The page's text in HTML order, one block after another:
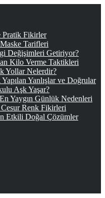
Pratik Fikirler
Tarifleri
Değişimleri Getiriyor?
Kilo Verme Taktikleri
Yollar Nelerdir?
Yanlışlar ve Doğrular
Aşk Yaşar?
Yaygın Günlük Nedenleri
Renk Fikirleri
Etkili Doğal Çözümler